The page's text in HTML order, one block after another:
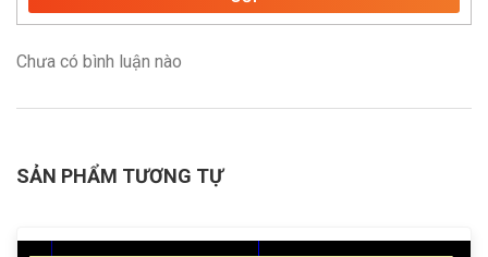
Chưa có bình luận nào
SẢN PHẨM TƯƠNG TỰ